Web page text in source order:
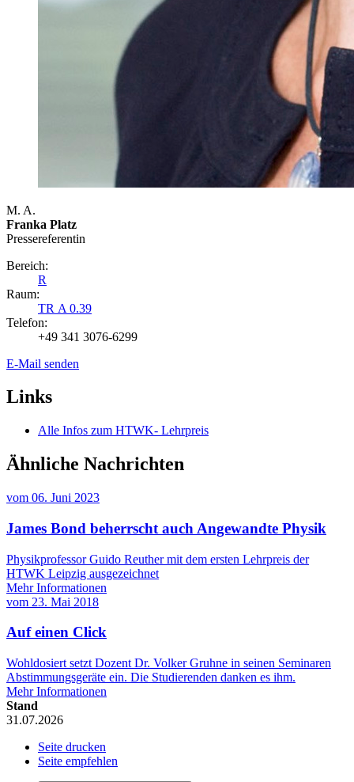
M. A.
Franka Platz
Presse­referentin
Bereich:
R
Raum:
TR A 0.39
Telefon:
+49 341 3076-6299
E-Mail senden
Links
Alle Infos zum HTWK- Lehrpreis
Ähnliche Nachrichten
vom 06. Juni 2023
James Bond beherrscht auch Angewandte Physik
Physikprofessor Guido Reuther mit dem ersten Lehrpreis der
HTWK Leipzig ausgezeichnet
Mehr Informationen
vom 23. Mai 2018
Auf einen Click
Wohldosiert setzt Dozent Dr. Volker Gruhne in seinen Seminaren
Abstimmungsgeräte ein. Die Studierenden danken es ihm.
Mehr Informationen
Stand
31.07.2026
Seite drucken
Seite empfehlen